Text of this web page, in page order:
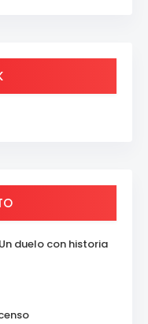
duelo con historia